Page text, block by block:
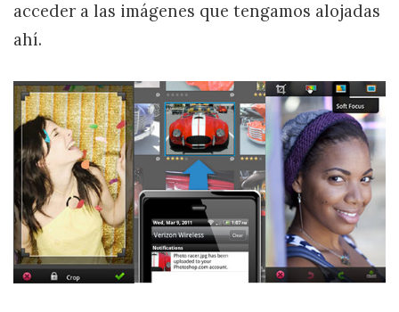
acceder a las imágenes que tengamos alojadas
ahí.